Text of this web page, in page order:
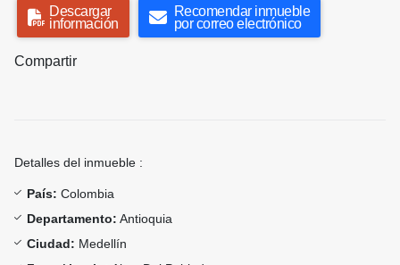
Descargar
información
Recomendar inmueble
por correo electrónico
Compartir
Detalles del inmueble :
País: Colombia
Departamento: Antioquia
Ciudad: Medellín